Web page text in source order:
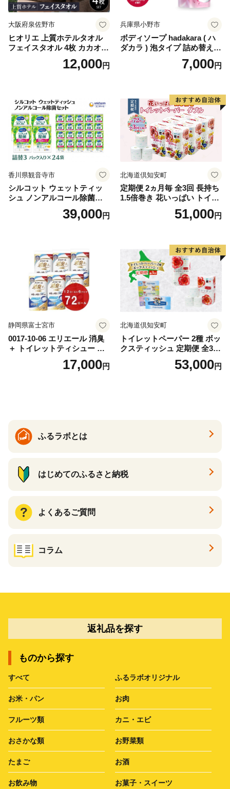
大阪府泉佐野市
ヒオリエ 上質ホテルタオル
フェイスタオル 4枚 カカオ
【タオル 泉州タオル 吸水 普
段使い 無地 シンプル 日用品
12,000円
兵庫県小野市
ボディソープ hadakara ( ハ
ダカラ ) 泡タイプ 詰め替え 4
40ml×4袋 ボディーソープ 泡
ボディソープ 泡 日用品 消耗
泡石鹸 石鹸 兵庫 兵庫県 小野
7,000円
香川県観音寺市
シルコット ウェットティッ
シュ ノンアルコール除菌詰
替（43枚×3P）×24袋 日用品
おもちゃ 拭き取り 手拭き 外
39,000円
北海道倶知安町
定期便 2ヵ月毎 全3回 長持ち
1.5倍巻き 花いっぱい トイレ
ットペーパー ダブル 45ｍ 計
72ロール 全18種 花柄 プリン
ー 消耗品 備蓄 送料無料 北海
道 倶知安町 日用品
51,000円
静岡県富士宮市
0017-10-06 エリエール 消臭
＋ トイレットティシュー し
っかり香るフレッシュクリア
の香り ダブル 12ロール×6パ
17,000円
北海道倶知安町
トイレットペーパー 2種 ボッ
クスティッシュ 定期便 全3
回 日本製 まとめ買い 防災
常備品 日用雑貨 消耗品 生活
53,000円
ふるラボとは
はじめてのふるさと納税
よくあるご質問
コラム
返礼品を探す
ものから探す
すべて ふるラボオリジナル
お米・パン お肉
フルーツ類 カニ・エビ
おさかな類 お野菜類
たまご お酒
お飲み物 お菓子・スイーツ